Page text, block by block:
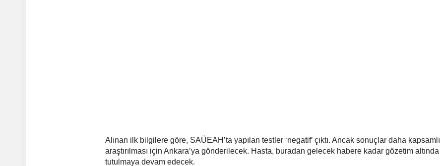
Alınan ilk bilgilere göre, SAÜEAH’ta yapılan testler ‘negatif’ çıktı. Ancak sonuçlar daha kapsamlı
araştırılması için Ankara’ya gönderilecek. Hasta, buradan gelecek habere kadar gözetim altında
tutulmaya devam edecek.